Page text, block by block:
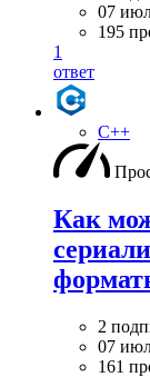
07
195
1
ответ
C++
Как
2
07
161